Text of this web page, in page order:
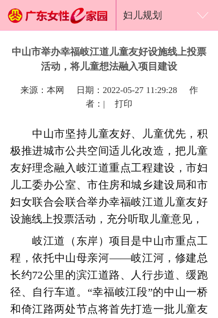
妇儿规划
中山市举办幸福岐江道儿童友好设施线上投票
活动，将儿童想法融入项目建设
来源：本网 日期：2022-05-27 11:29:28 作
者：| 打印
中山市坚持儿童友好、儿童优先，积
极推进城市公共空间适儿化改造，把儿童
友好理念融入岐江道重点工程建设，市妇
儿工委办公室、市住房和城乡建设局和市
妇女联合会联合举办幸福岐江道儿童友好
设施线上投票活动，充分听取儿童意见，
岐江道（东岸）项目是中山市重点工
程，依托中山母亲河——岐江河，修建总
长约72公里的滨江道路、人行步道、缓跑
径、自行车道。“幸福岐江段”的中山一桥
和倚江路两处节点将首先打造一批儿童友